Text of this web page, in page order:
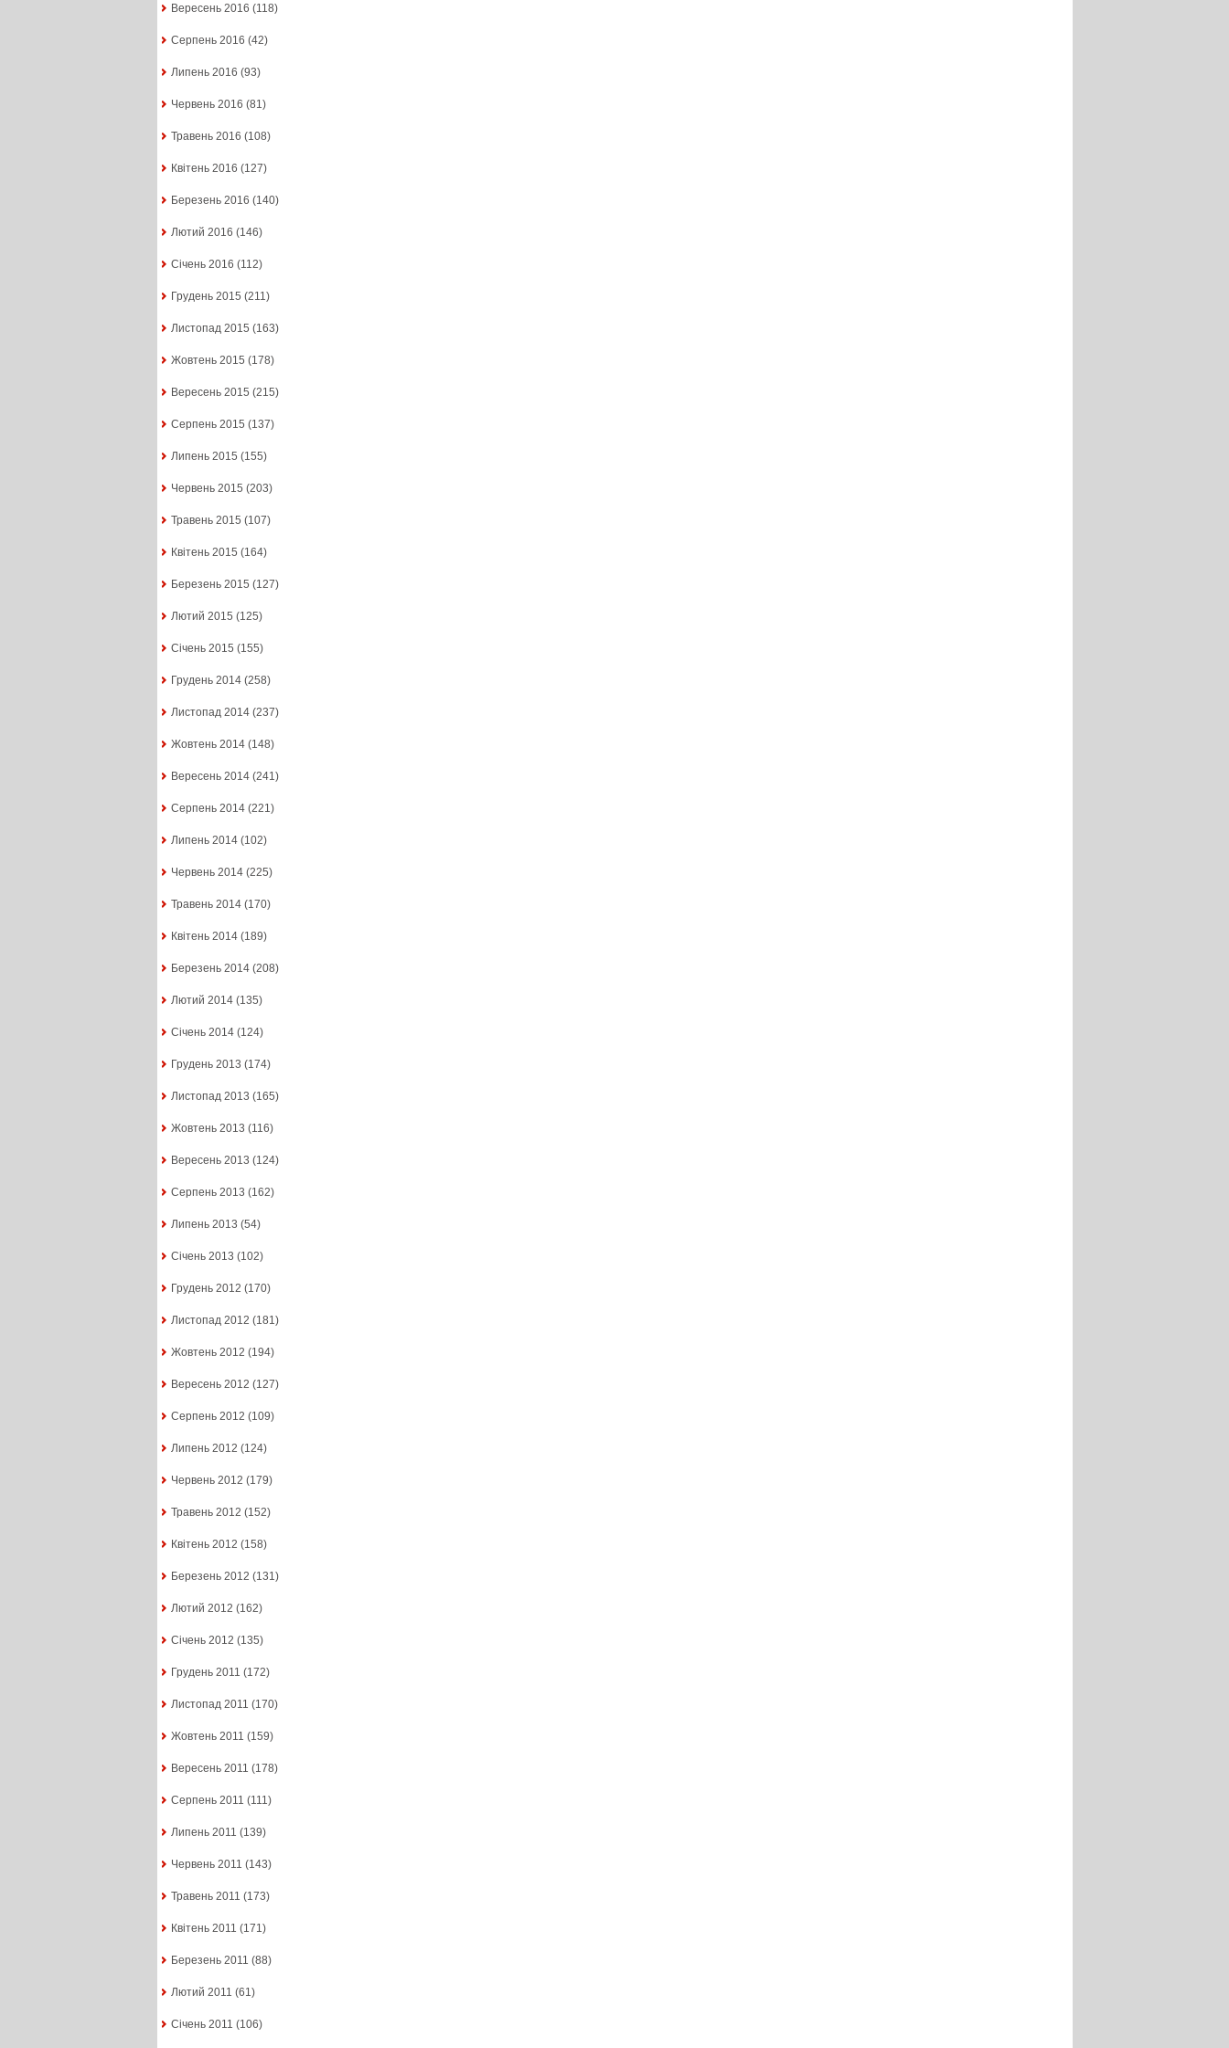
Вересень 2016 (118)
Серпень 2016 (42)
Липень 2016 (93)
Червень 2016 (81)
Травень 2016 (108)
Квітень 2016 (127)
Березень 2016 (140)
Лютий 2016 (146)
Січень 2016 (112)
Грудень 2015 (211)
Листопад 2015 (163)
Жовтень 2015 (178)
Вересень 2015 (215)
Серпень 2015 (137)
Липень 2015 (155)
Червень 2015 (203)
Травень 2015 (107)
Квітень 2015 (164)
Березень 2015 (127)
Лютий 2015 (125)
Січень 2015 (155)
Грудень 2014(258)
Листопад 2014(237)
Жовтень 2014(148)
Вересень 2014(241)
Серпень 2014(221)
Липень 2014(102)
Червень 2014(225)
Травень 2014(170)
Квітень 2014(189)
Березень 2014(208)
Лютий 2014(135)
Січень 2014(124)
Грудень 2013 (174)
Листопад 2013 (165)
Жовтень 2013 (116)
Вересень 2013 (124)
Серпень 2013 (162)
Липень 2013 (54)
Січень 2013 (102)
Грудень 2012 (170)
Листопад 2012 (181)
Жовтень 2012 (194)
Вересень 2012 (127)
Серпень 2012 (109)
Липень 2012 (124)
Червень 2012 (179)
Травень 2012 (152)
Квітень 2012 (158)
Березень 2012 (131)
Лютий 2012 (162)
Січень 2012 (135)
Грудень 2011 (172)
Листопад 2011 (170)
Жовтень 2011 (159)
Вересень 2011 (178)
Серпень 2011 (111)
Липень 2011 (139)
Червень 2011 (143)
Травень 2011 (173)
Квітень 2011 (171)
Березень 2011 (88)
Лютий 2011 (61)
Січень 2011 (106)